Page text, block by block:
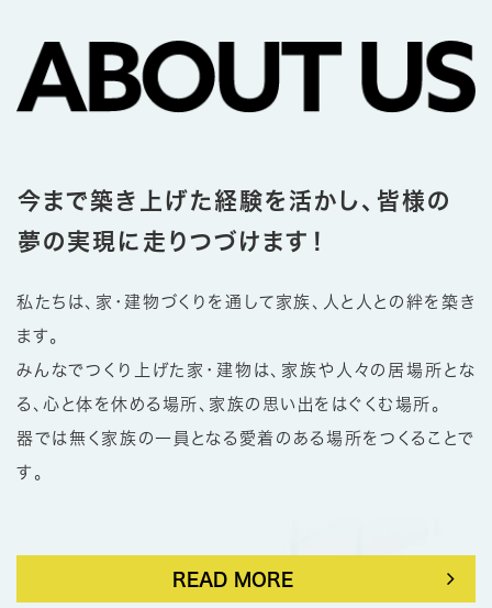
今まで築き上げた経験を活かし、皆様の
夢の実現に走りつづけます！
私たちは、家・建物づくりを通して家族、人と人との絆を築き
ます。
みんなでつくり上げた家・建物は、家族や人々の居場所とな
る、心と体を休める場所、家族の思い出をはぐくむ場所。
器では無く家族の一員となる愛着のある場所をつくることで
す。
READ MORE